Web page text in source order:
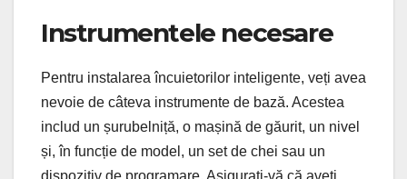
Instrumentele necesare
Pentru instalarea încuietorilor inteligente, veți avea
nevoie de câteva instrumente de bază. Acestea
includ un șurubelniță, o mașină de găurit, un nivel
și, în funcție de model, un set de chei sau un
dispozitiv de programare. Asigurați-vă că aveți